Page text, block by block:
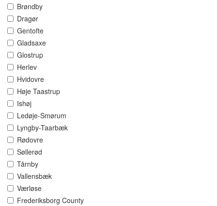
Brøndby
Dragør
Gentofte
Gladsaxe
Glostrup
Herlev
Hvidovre
Høje Taastrup
Ishøj
Ledøje-Smørum
Lyngby-Taarbæk
Rødovre
Søllerød
Tårnby
Vallensbæk
Værløse
Frederiksborg County